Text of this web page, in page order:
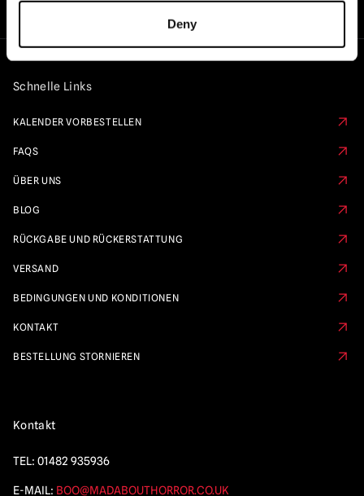
Deny
Schnelle Links
KALENDER VORBESTELLEN
FAQS
ÜBER UNS
BLOG
RÜCKGABE UND RÜCKERSTATTUNG
VERSAND
BEDINGUNGEN UND KONDITIONEN
KONTAKT
BESTELLUNG STORNIEREN
Kontakt
TEL: 01482 935936
E-MAIL: BOO@MADABOUTHORROR.CO.UK